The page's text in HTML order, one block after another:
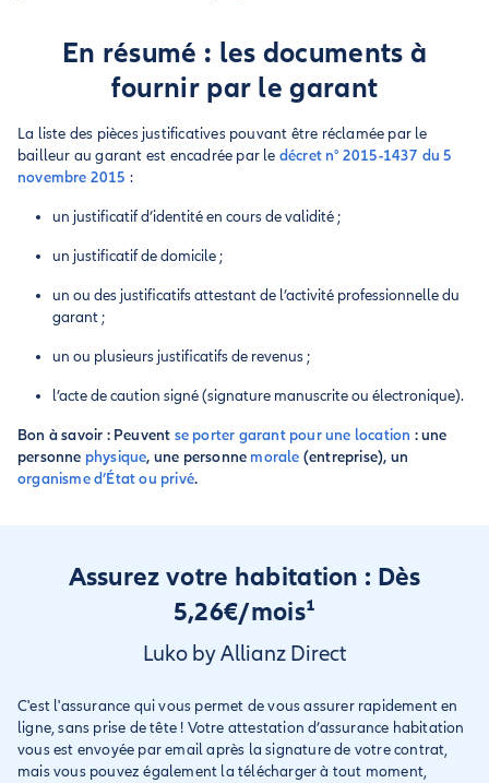
En résumé : les documents à
fournir par le garant
La liste des pièces justificatives pouvant être réclamée par le
bailleur au garant est encadrée par le décret n° 2015-1437 du 5
novembre 2015 :
un justificatif d’identité en cours de validité ;
un justificatif de domicile ;
un ou des justificatifs attestant de l’activité professionnelle du
garant ;
un ou plusieurs justificatifs de revenus ;
l’acte de caution signé (signature manuscrite ou électronique).
Bon à savoir : Peuvent se porter garant pour une location : une
personne physique, une personne morale (entreprise), un
organisme d’État ou privé.
Assurez votre habitation : Dès
5,26€/mois¹
Luko by Allianz Direct
C'est l'assurance qui vous permet de vous assurer rapidement en
ligne, sans prise de tête ! Votre attestation d’assurance habitation
vous est envoyée par email après la signature de votre contrat,
mais vous pouvez également la télécharger à tout moment,